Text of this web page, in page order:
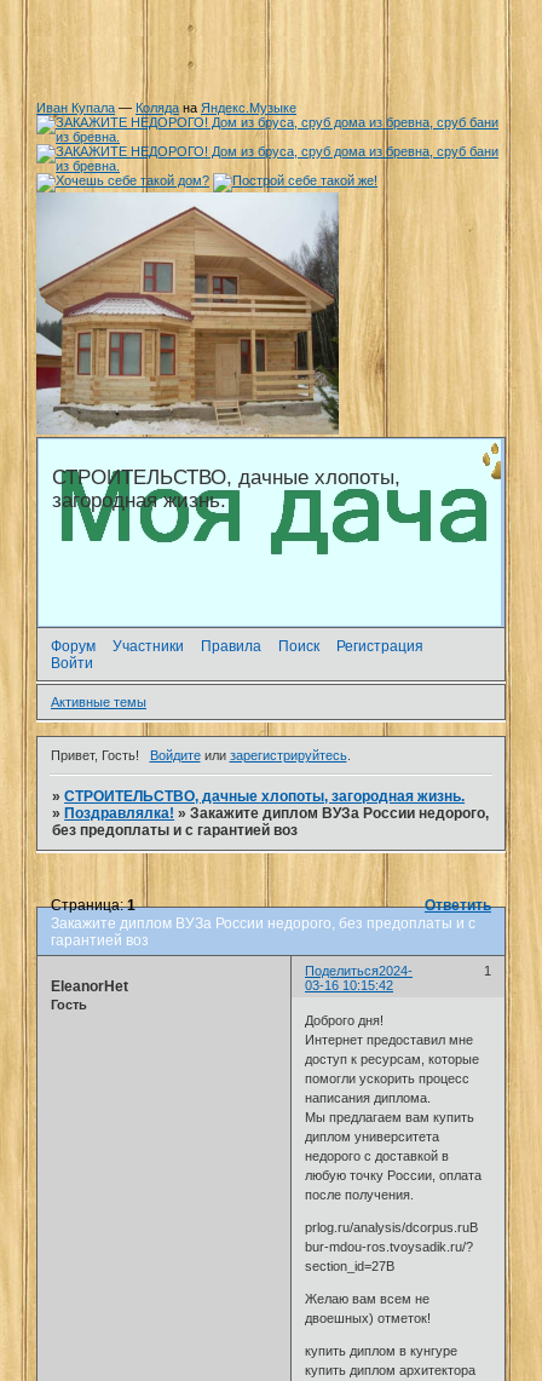
Иван Купала — Коляда на Яндекс.Музыке
СТРОИТЕЛЬСТВО, дачные хлопоты,
загородная жизнь.
Форум Участники Правила Поиск
Регистрация
Войти
Активные темы
Привет, Гость! Войдитеили зарегистрируйтесь.
»СТРОИТЕЛЬСТВО, дачные хлопоты, загородная жизнь.
»Поздравлялка! »Закажите диплом ВУЗа России недорого,
без предоплаты и с гарантией воз
Закажите диплом ВУЗа России недорого, без предоплаты и с
гарантией воз
Страница:1 Ответить
Поделиться 1
2024-
03-16 10:15:42
EleanorHet
Гость
Доброго дня!
Интернет предоставил мне
доступ к ресурсам, которые
помогли ускорить процесс
написания диплома.
Мы предлагаем вам купить
диплом университета
недорого с доставкой в
любую точку России, оплата
после получения.
prlog.ru/analysis/dcorpus.ruВ
bur-mdou-ros.tvoysadik.ru/?
section_id=27В
Желаю вам всем не
двоешных) отметок!
купить диплом в кунгуре
купить диплом архитектора